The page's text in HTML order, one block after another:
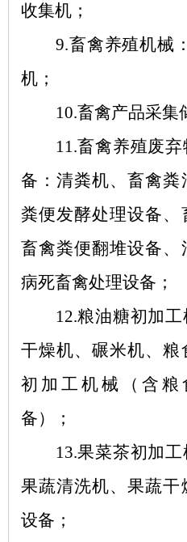
收集机；
9.畜禽养殖机械
机；
10.畜禽产品采集
11.畜禽养殖废
备：清粪机、畜禽
粪便发酵处理设备、
畜禽粪便翻堆设备、
病死畜禽处理设备；
12.粮油糖初加工
干燥机、碾米机、
初加工机械（含
备）；
13.果菜茶初加工
果蔬清洗机、果蔬
设备；